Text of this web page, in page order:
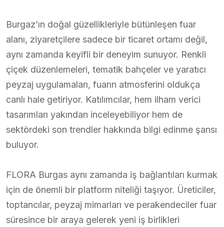
Burgaz’ın doğal güzellikleriyle bütünleşen fuar
alanı, ziyaretçilere sadece bir ticaret ortamı değil,
aynı zamanda keyifli bir deneyim sunuyor. Renkli
çiçek düzenlemeleri, tematik bahçeler ve yaratıcı
peyzaj uygulamaları, fuarın atmosferini oldukça
canlı hale getiriyor. Katılımcılar, hem ilham verici
tasarımları yakından inceleyebiliyor hem de
sektördeki son trendler hakkında bilgi edinme şansı
buluyor.
FLORA Burgas aynı zamanda iş bağlantıları kurmak
için de önemli bir platform niteliği taşıyor. Üreticiler,
toptancılar, peyzaj mimarları ve perakendeciler fuar
süresince bir araya gelerek yeni iş birlikleri